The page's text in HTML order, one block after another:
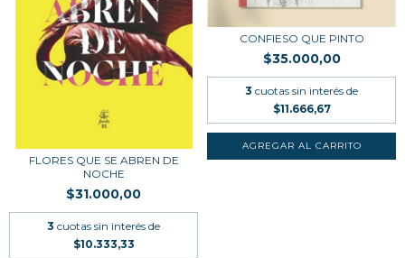
FLORES QUE SE ABREN DE
NOCHE
$31.000,00
3 cuotas sin interés de
$10.333,33
CONFIESO QUE PINTO
$35.000,00
3 cuotas sin interés de
$11.666,67